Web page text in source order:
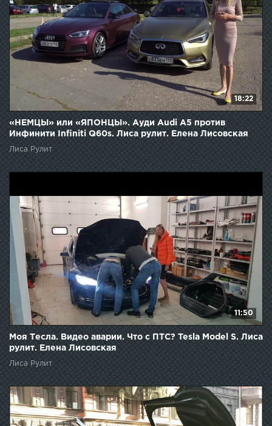
18:22
«НЕМЦЫ» или «ЯПОНЦЫ». Ауди Audi A5 против
Инфинити Infiniti Q60s. Лиса рулит. Елена Лисовская
Лиса Рулит
11:50
Моя Тесла. Видео аварии. Что с ПТС? Tesla Model S. Лиса
рулит. Елена Лисовская
Лиса Рулит